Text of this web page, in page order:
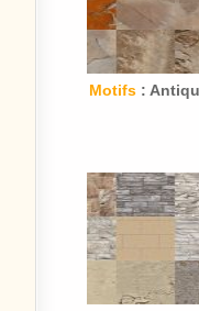
Motifs :